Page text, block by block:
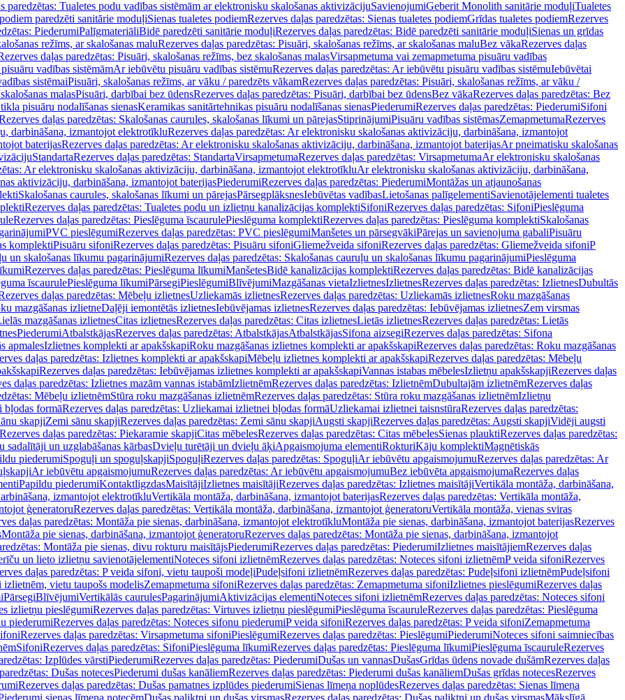
paredzētas: Tualetes podu vadības sistēmām ar elektronisku skalošanas aktivizācijuSavienojumiGeberit Monolith sanitārie moduļiTualetes
paredzēti sanitārie moduļiSienas tualetes podiemRezerves daļas paredzētas: Sienas tualetes podiemGrīdas tualetes podiemRezerves
PiederumiPalīgmateriāliBidē paredzēti sanitārie moduļiRezerves daļas paredzētas: Bidē paredzēti sanitārie moduļiSienas un grīdas
režīms, ar skalošanas maluRezerves daļas paredzētas: Pisuāri, skalošanas režīms, ar skalošanas maluBez vākaRezerves daļas
daļas paredzētas: Pisuāri, skalošanas režīms, bez skalošanas malasVirsapmetuma vai zemapmetuma pisuāru vadības
vadības sistēmāmAr iebūvētu pisuāru vadības sistēmuRezerves daļas paredzētas: Ar iebūvētu pisuāru vadības sistēmuIebūvētai
sistēmaiPisuāri, skalošanas režīms, ar vāku / paredzēts vākamRezerves daļas paredzētas: Pisuāri, skalošanas režīms, ar vāku /
malasPisuāri, darbībai bez ūdensRezerves daļas paredzētas: Pisuāri, darbībai bez ūdensBez vākaRezerves daļas paredzētas: Bez
pisuāru nodalīšanas sienasKeramikas sanitārtehnikas pisuāru nodalīšanas sienasPiederumiRezerves daļas paredzētas: PiederumiSifoni
daļas paredzētas: Skalošanas caurules, skalošanas līkumi un pārejasStiprinājumiPisuāru vadības sistēmasZemapmetumaRezerves
darbināšana, izmantojot elektrotīkluRezerves daļas paredzētas: Ar elektronisku skalošanas aktivizāciju, darbināšana, izmantojot
baterijasRezerves daļas paredzētas: Ar elektronisku skalošanas aktivizāciju, darbināšana, izmantojot baterijasAr pneimatisku skalošanas
StandartaRezerves daļas paredzētas: StandartaVirsapmetumaRezerves daļas paredzētas: VirsapmetumaAr elektronisku skalošanas
Ar elektronisku skalošanas aktivizāciju, darbināšana, izmantojot elektrotīkluAr elektronisku skalošanas aktivizāciju, darbināšana,
aktivizāciju, darbināšana, izmantojot baterijasPiederumiRezerves daļas paredzētas: PiederumiMontāžas un atjaunošanas
Skalošanas caurules, skalošanas līkumi un pārejasPārsegplāksnesIebūvētas vadībasLietošanas palīgelementiSavienotājelementi tualetes
Rezerves daļas paredzētas: Tualetes podu un izlietņu kanalizācijas komplektiSifoniRezerves daļas paredzētas: SifoniPieslēguma
Rezerves daļas paredzētas: Pieslēguma īscaurulePieslēguma komplektiRezerves daļas paredzētas: Pieslēguma komplektiSkalošanas
PVC pieslēgumiRezerves daļas paredzētas: PVC pieslēgumiManšetes un pārsegvākiPārejas un savienojuma gabaliPisuāru
komplektiPisuāru sifoniRezerves daļas paredzētas: Pisuāru sifoniGliemežveida sifoniRezerves daļas paredzētas: Gliemežveida sifoniP
un skalošanas līkumu pagarinājumiRezerves daļas paredzētas: Skalošanas cauruļu un skalošanas līkumu pagarinājumiPieslēguma
Rezerves daļas paredzētas: Pieslēguma līkumiManšetesBidē kanalizācijas komplektiRezerves daļas paredzētas: Bidē kanalizācijas
īscaurulePieslēguma līkumiPārsegiPieslēgumiBlīvējumiMazgāšanas vietaIzlietnesIzlietnesRezerves daļas paredzētas: IzlietnesDubultās
daļas paredzētas: Mēbeļu izlietnesUzliekamās izlietnesRezerves daļas paredzētas: Uzliekamās izlietnesRoku mazgāšanas
mazgāšanas izlietneDaļēji iemontētās izlietnesIebūvējamas izlietnesRezerves daļas paredzētas: Iebūvējamas izlietnesZem virsmas
mazgāšanas izlietnesCitas izlietnesRezerves daļas paredzētas: Citas izlietnesLietās izlietnesRezerves daļas paredzētas: Lietās
PiederumiAtbalstkājasRezerves daļas paredzētas: AtbalstkājasAtbalstkājasSifona aizsegiRezerves daļas paredzētas: Sifona
apmalesIzlietnes komplekti ar apakšskapiRoku mazgāšanas izlietnes komplekti ar apakšskapiRezerves daļas paredzētas: Roku mazgāšanas
daļas paredzētas: Izlietnes komplekti ar apakšskapiMēbeļu izlietnes komplekti ar apakšskapiRezerves daļas paredzētas: Mēbeļu
Rezerves daļas paredzētas: Iebūvējamas izlietnes komplekti ar apakšskapiVannas istabas mēbelesIzlietņu apakšskapjiRezerves daļas
daļas paredzētas: Izlietnes mazām vannas istabāmIzlietnēmRezerves daļas paredzētas: IzlietnēmDubultajām izlietnēmRezerves daļas
Mēbeļu izlietnēmStūra roku mazgāšanas izlietnēmRezerves daļas paredzētas: Stūra roku mazgāšanas izlietnēmIzlietņu
bļodas formāRezerves daļas paredzētas: Uzliekamai izlietnei bļodas formāUzliekamai izlietnei taisnstūraRezerves daļas paredzētas:
skapjiZemi sānu skapjiRezerves daļas paredzētas: Zemi sānu skapjiAugsti skapjiRezerves daļas paredzētas: Augsti skapjiVidēji augsti
Rezerves daļas paredzētas: Piekaramie skapjiCitas mēbelesRezerves daļas paredzētas: Citas mēbelesSienas plauktiRezerves daļas paredzētas:
sadalītāji un uzglabāšanas kārbasDvieļu turētāji un dvieļu āķiApgaismojuma elementiRokturiKāju komplektiMagnētiskās
piederumiSpoguļi un spoguļskapjiSpoguļiRezerves daļas paredzētas: SpoguļiAr iebūvētu apgaismojumuRezerves daļas paredzētas: Ar
Ar iebūvētu apgaismojumuRezerves daļas paredzētas: Ar iebūvētu apgaismojumuBez iebūvēta apgaismojumaRezerves daļas
Papildu piederumiKontaktligzdasMaisītājiIzlietnes maisītājiRezerves daļas paredzētas: Izlietnes maisītājiVertikāla montāža, darbināšana,
izmantojot elektrotīkluVertikāla montāža, darbināšana, izmantojot baterijasRezerves daļas paredzētas: Vertikāla montāža,
ģeneratoruRezerves daļas paredzētas: Vertikāla montāža, darbināšana, izmantojot ģeneratoruVertikāla montāža, vienas sviras
daļas paredzētas: Montāža pie sienas, darbināšana, izmantojot elektrotīkluMontāža pie sienas, darbināšana, izmantojot baterijasRezerves
Montāža pie sienas, darbināšana, izmantojot ģeneratoruRezerves daļas paredzētas: Montāža pie sienas, darbināšana, izmantojot
Montāža pie sienas, divu rokturu maisītājsPiederumiRezerves daļas paredzētas: PiederumiIzlietnes maisītājiemRezerves daļas
un lieto izlietņu savienotājelementiNoteces sifoni izlietnēmRezerves daļas paredzētas: Noteces sifoni izlietnēmP veida sifoniRezerves
daļas paredzētas: P veida sifoni, vietu taupoši modeļiPudeļsifoni izlietnēmRezerves daļas paredzētas: Pudeļsifoni izlietnēmPudeļsifoni
izlietnēm, vietu taupošs modelisZemapmetuma sifoniRezerves daļas paredzētas: Zemapmetuma sifoniIzlietnes pieslēgumiRezerves daļas
PārsegiBlīvējumiVertikālās caurulesPagarinājumiAktivizācijas elementiNoteces sifoni izlietnēmRezerves daļas paredzētas: Noteces sifoni
izlietņu pieslēgumiRezerves daļas paredzētas: Virtuves izlietņu pieslēgumiPieslēguma īscauruleRezerves daļas paredzētas: Pieslēguma
piederumiRezerves daļas paredzētas: Noteces sifonu piederumiP veida sifoniRezerves daļas paredzētas: P veida sifoniZemapmetuma
Rezerves daļas paredzētas: Virsapmetuma sifoniPieslēgumiRezerves daļas paredzētas: PieslēgumiPiederumiNoteces sifoni saimniecības
SifoniRezerves daļas paredzētas: SifoniPieslēguma līkumiRezerves daļas paredzētas: Pieslēguma līkumiPieslēguma īscauruleRezerves
Izplūdes vārstiPiederumiRezerves daļas paredzētas: PiederumiDušas un vannasDušasGrīdas ūdens novade dušāmRezerves daļas
Dušas notecesPiederumi dušas kanāliemRezerves daļas paredzētas: Piederumi dušas kanāliemDušas grīdas notecesRezerves
Rezerves daļas paredzētas: Dušas pamatnes izplūdes piederumiSienas līmeņa noplūdesRezerves daļas paredzētas: Sienas līmeņa
sienas līmeņa notecēmDušas paliktņi un dušas virsmasRezerves daļas paredzētas: Dušas paliktņi un dušas virsmasMākslīgā